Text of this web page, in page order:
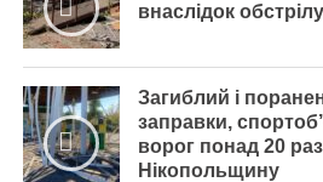
внаслідок
Загиблий і
заправки,
ворог понад 20
Нікопольщину